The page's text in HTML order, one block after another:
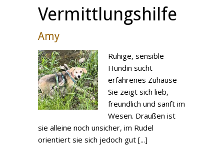
Vermittlungshilfe
Amy
Ruhige, sensible
Hündin sucht
erfahrenes Zuhause
Sie zeigt sich lieb,
freundlich und sanft im
Wesen. Draußen ist
sie alleine noch unsicher, im Rudel
orientiert sie sich jedoch gut [...]